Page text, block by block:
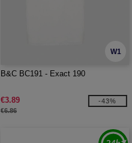
W1
B&C BC191 - Exact 190
€3.89
€6.86
-43%